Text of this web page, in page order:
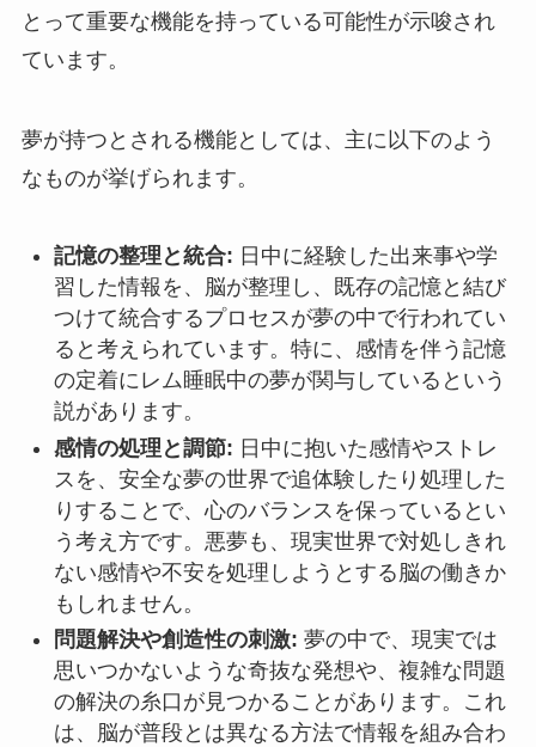
とって重要な機能を持っている可能性が示唆され
ています。
夢が持つとされる機能としては、主に以下のよう
なものが挙げられます。
記憶の整理と統合: 日中に経験した出来事や学
習した情報を、脳が整理し、既存の記憶と結び
つけて統合するプロセスが夢の中で行われてい
ると考えられています。特に、感情を伴う記憶
の定着にレム睡眠中の夢が関与しているという
説があります。
感情の処理と調節: 日中に抱いた感情やストレ
スを、安全な夢の世界で追体験したり処理した
りすることで、心のバランスを保っているとい
う考え方です。悪夢も、現実世界で対処しきれ
ない感情や不安を処理しようとする脳の働きか
もしれません。
問題解決や創造性の刺激: 夢の中で、現実では
思いつかないような奇抜な発想や、複雑な問題
の解決の糸口が見つかることがあります。これ
は、脳が普段とは異なる方法で情報を組み合わ